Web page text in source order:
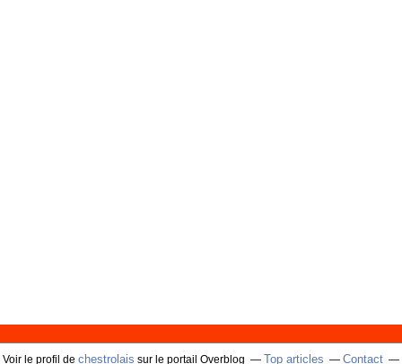
Voir le profil de chestrolais sur le portail Overblog Top articles Contact